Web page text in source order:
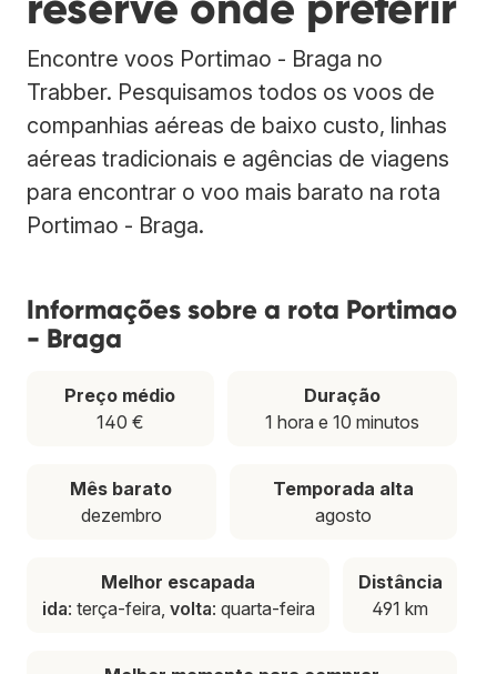
Encontre voos Portimao - Braga no
Trabber. Pesquisamos todos os voos de
companhias aéreas de baixo custo, linhas
aéreas tradicionais e agências de viagens
para encontrar o voo mais barato na rota
Portimao - Braga.
Informações sobre a rota Portimao
- Braga
Preço médio
140 €
Duração
1 hora e 10 minutos
Mês barato
dezembro
Temporada alta
agosto
Melhor escapada
ida: terça-feira, volta: quarta-feira
Distância
491 km